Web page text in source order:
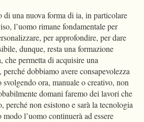
una nuova forma di ia, in particolare
l’uomo rimane fondamentale per
per approfondire, per dare
dunque, resta una formazione
che permetta di acquisire una
perché dobbiamo avere consapevolezza
ora, manuale o creativo, non
domani faremo dei lavori che
perché non esistono e sarà la tecnologia
l’uomo continuerà ad essere